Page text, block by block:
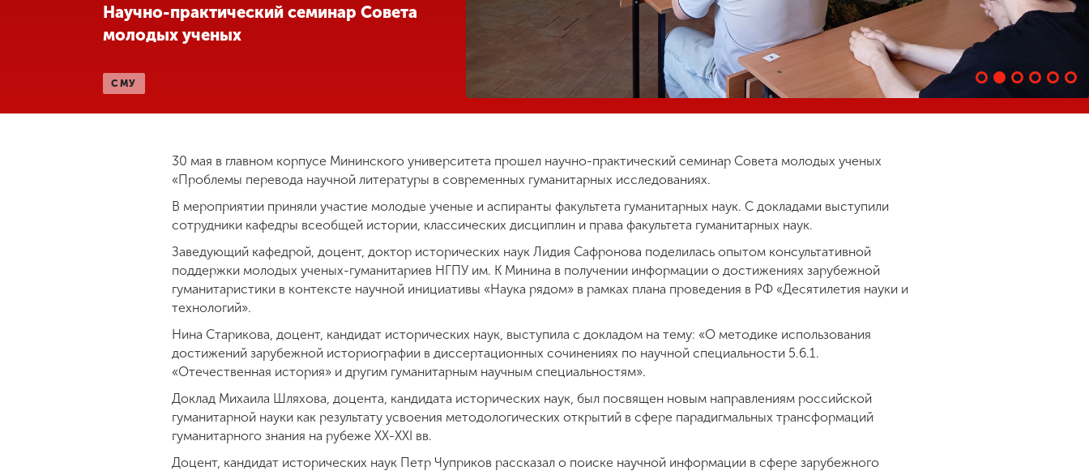
Другие виды
деятельности
Студенческая
Научно-практический семинар Совета
молодых ученых
СМУ
30 мая в главном корпусе Мининского университета прошел научно-практический семинар Совета молодых ученых
«Проблемы перевода научной литературы в современных гуманитарных исследованиях.
В мероприятии приняли участие молодые ученые и аспиранты факультета гуманитарных наук. С докладами выступили
сотрудники кафедры всеобщей истории, классических дисциплин и права факультета гуманитарных наук.
Заведующий кафедрой, доцент, доктор исторических наук Лидия Сафронова поделилась опытом консультативной
поддержки молодых ученых-гуманитариев НГПУ им. К Минина в получении информации о достижениях зарубежной
гуманитаристики в контексте научной инициативы «Наука рядом» в рамках плана проведения в РФ «Десятилетия науки и
технологий».
Нина Старикова, доцент, кандидат исторических наук, выступила с докладом на тему: «О методике использования
достижений зарубежной историографии в диссертационных сочинениях по научной специальности 5.6.1.
«Отечественная история» и другим гуманитарным научным специальностям».
Доклад Михаила Шляхова, доцента, кандидата исторических наук, был посвящен новым направлениям российской
гуманитарной науки как результату усвоения методологических открытий в сфере парадигмальных трансформаций
гуманитарного знания на рубеже XX-XXI вв.
Доцент, кандидат исторических наук Петр Чуприков рассказал о поиске научной информации в сфере зарубежного